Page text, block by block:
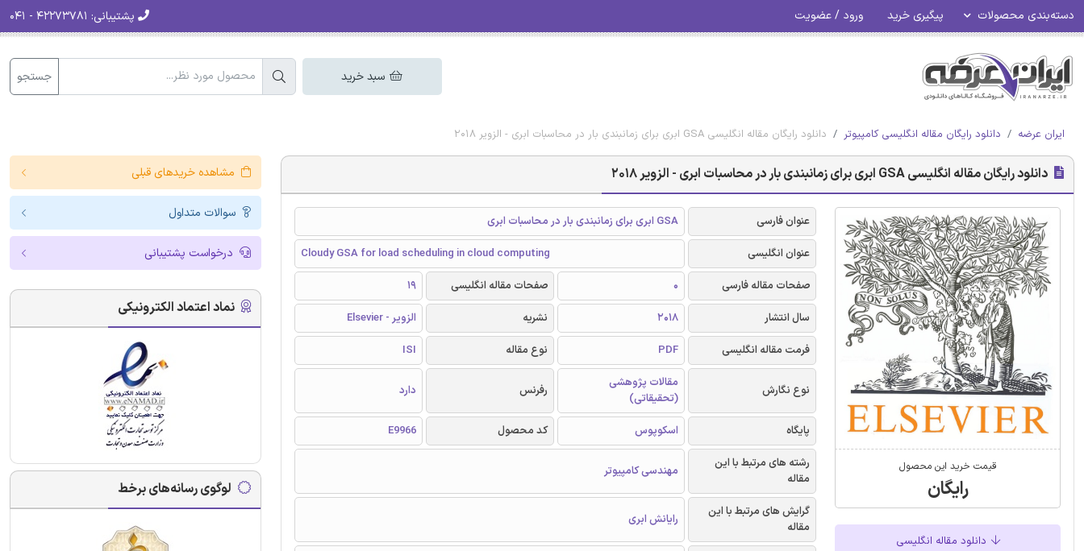
دسته‌بندی محصولات پیگیری خرید ورود / عضویت پشتیبانی:
سبد خرید جستجو
ایران عرضه دانلود رایگان مقاله انگلیسی کامپیوتر دانلود رایگان مقاله انگلیسی GSA ابری برای زمانبندی بار در محاسبات ابری - الزویر 2018
دانلود رایگان مقاله انگلیسی GSA ابری برای زمانبندی بار در محاسبات ابری - الزویر 2018
قیمت خرید این محصول
رایگان
دانلود مقاله انگلیسی
عنوان فارسی
GSA ابری برای زمانبندی بار در محاسبات ابری
عنوان انگلیسی
Cloudy GSA for load scheduling in cloud computing
صفحات مقاله فارسی
0 صفحات مقاله انگلیسی
19
سال انتشار
2018 نشریه
الزویر - Elsevier
فرمت مقاله انگلیسی
PDF نوع مقاله ISI
نوع نگارش
مقالات پژوهشی
(تحقیقاتی)
رفرنس دارد
پایگاه اسکوپوس کد محصول
E9966
رشته های مرتبط با این
مقاله
مهندسی کامپیوتر
گرایش های مرتبط با این
مقاله
رایانش ابری
مشاهده خریدهای قبلی
سوالات متداول
درخواست پشتیبانی
نماد اعتماد الکترونیکی
لوگوی رسانه‌های برخط